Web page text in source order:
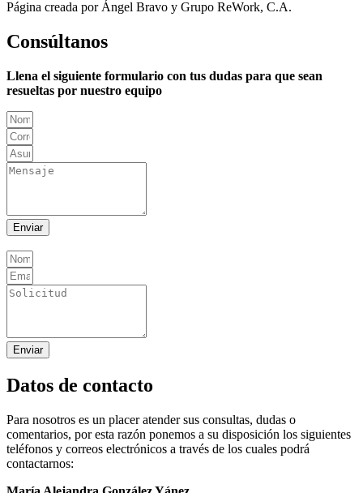
Página creada por Ángel Bravo y Grupo ReWork, C.A.
Consúltanos
Llena el siguiente formulario con tus dudas para que sean
resueltas por nuestro equipo
Enviar
Enviar
Datos de contacto
Para nosotros es un placer atender sus consultas, dudas o
comentarios, por esta razón ponemos a su disposición los siguientes
teléfonos y correos electrónicos a través de los cuales podrá
contactarnos: